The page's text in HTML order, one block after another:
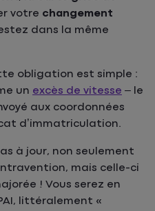
votre changement
dans la même
obligation est simple :
un excès de vitesse – le
aux coordonnées
d’immatriculation.
à jour, non seulement
mais celle-ci
! Vous serez en
littéralement «